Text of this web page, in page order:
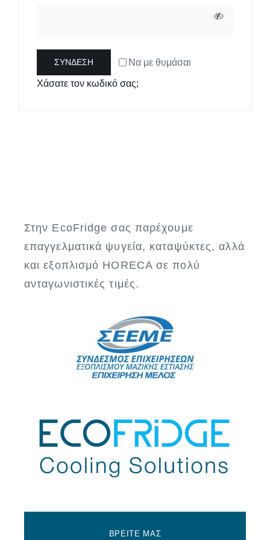
Να με θυμάσαι
ΣΎΝΔΕΣΗ
Χάσατε τον κωδικό σας;
Στην EcoFridge σας παρέχουμε
επαγγελματικά ψυγεία, καταψύκτες, αλλά
και εξοπλισμό HORECA σε πολύ
ανταγωνιστικές τιμές.
ΒΡΕΙΤΕ ΜΑΣ